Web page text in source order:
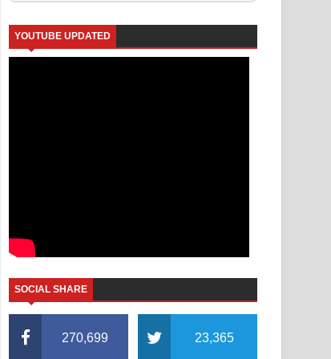
YOUTUBE UPDATED
SOCIAL SHARE
270,699 23,365